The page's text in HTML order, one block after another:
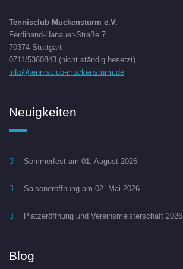
Tennisclub Muckensturm e.V.
Ferdinand-Hanauer-Straße 7
70374 Stuttgart
0711/5360843 (nicht ständig besetzt)
info@tennisclub-muckensturm.de
Neuigkeiten
Sommerfest am 01. August 2026
Saisoneröffnung am 02. Mai 2026
Platzeröffnung und Vereinsmeisterschaft 2026
Blog